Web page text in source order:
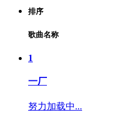
排序
歌曲名称
1
一厂
努力加载中...